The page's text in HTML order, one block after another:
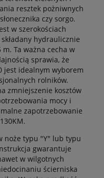
resztek pożniwnych
czy sorgo.
w szerokościach
hydraulicznie
Ta ważna cecha w
sprawia, że
jest idealnym wyborem
rolników.
zmniejszenie kosztów
mocy i
zapotrzebowanie
noże typu "Y" lub typu
gwarantuje
w wilgotnych
ścierniska